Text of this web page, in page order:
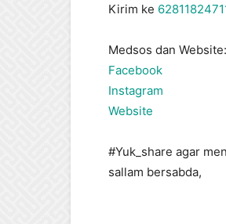
Kirim ke
Medsos dan Website:
Facebook
Instagram
Website
#Yuk_share agar
sallam bersabda,